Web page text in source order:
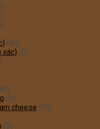
(44)
xác) (2)
(0)
cheese (19)
(0)